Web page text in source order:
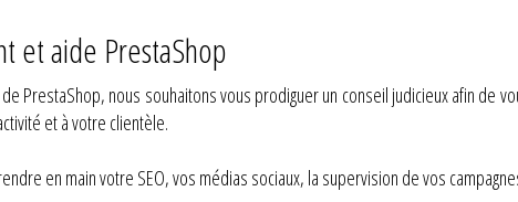
et aide PrestaShop
PrestaShop, nous souhaitons vous prodiguer un conseil judicieux afin de
et à votre clientèle.
en main votre SEO, vos médias sociaux, la supervision de vos